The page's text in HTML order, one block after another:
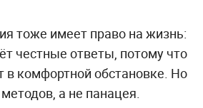
тоже имеет право на жизнь:
честные ответы, потому что
в комфортной обстановке. Но
а не панацея.